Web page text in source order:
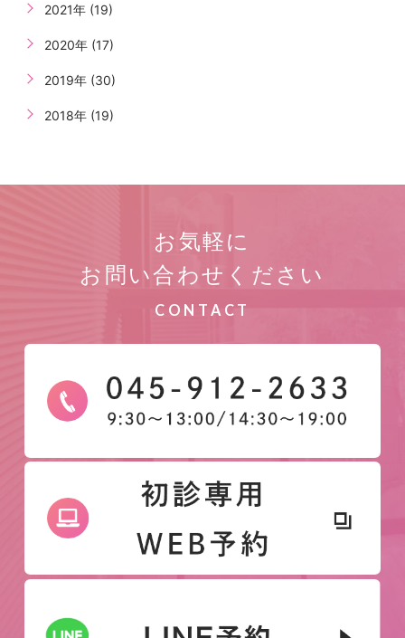
2021年 (19)
2020年 (17)
2019年 (30)
2018年 (19)
お気軽に
お問い合わせください
CONTACT